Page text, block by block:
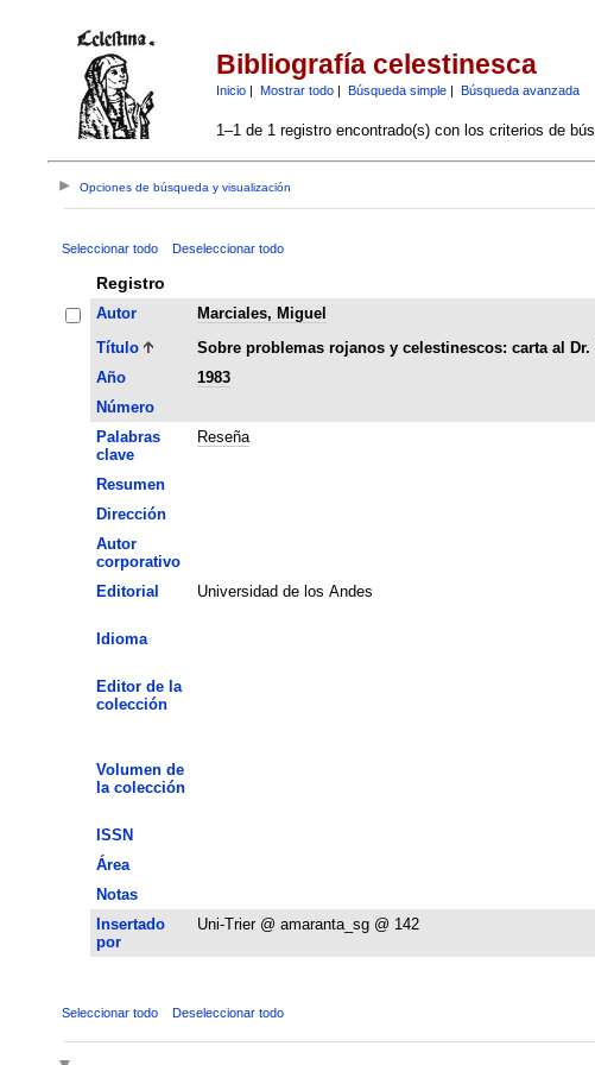
Bibliografía celestinesca
Inicio| Mostrar todo| Búsqueda simple| Búsqueda avanzada
1–1 de 1 registro encontrado(s) con los criterios de
Opciones de búsqueda y visualización
Seleccionar todo Deseleccionar todo
Registro
Autor
Marciales, Miguel
Título
Sobre problemas rojanos y celestinescos: carta al
Año
1983
Número
Palabras
clave
Reseña
Resumen
Dirección
Autor
corporativo
Editorial Universidad de los Andes
Idioma
Editor de la
colección
Volumen de
la colección
ISSN
Área
Notas
Insertado
por
Uni-Trier @ amaranta_sg @ 142
Seleccionar todo Deseleccionar todo